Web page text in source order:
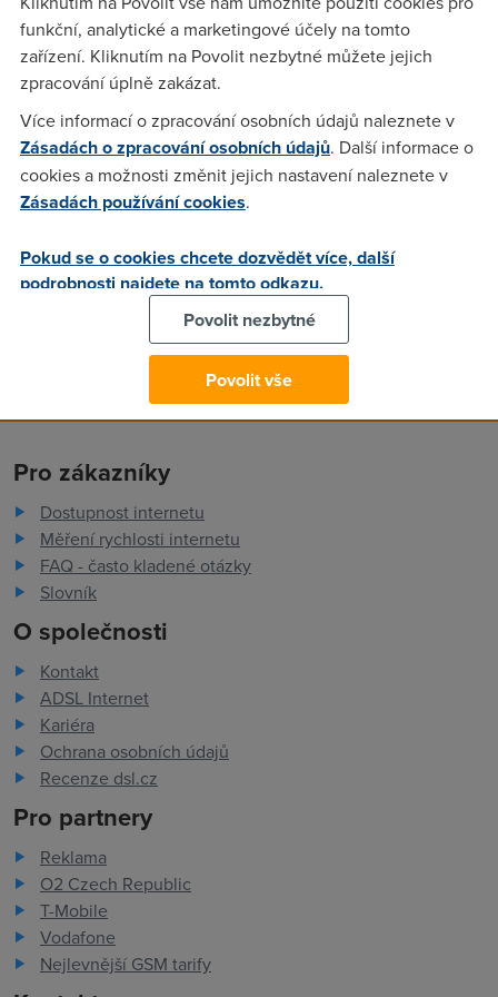
Anonym(5.6.2005 20:37:34)
Expres Profi plne nahrazuje sluzby Broadband profi ktery
snad uz ani telecom nebude nabizet
Anonym(5.6.2005 20:44:05)
Sice ji uz na strankach nahradili ale oni te sami
NEPREVEDOU... musis si zazadat jinak pojedes porad na
puvodni smlouve.
Pro zákazníky
Dostupnost internetu
Měření rychlosti internetu
FAQ - často kladené otázky
Slovník
O společnosti
Kontakt
ADSL Internet
Kariéra
Ochrana osobních údajů
Recenze dsl.cz
Pro partnery
Reklama
O2 Czech Republic
T-Mobile
Vodafone
Nejlevnější GSM tarify
funkční, analytické a marketingové účely na tomto
zařízení. Kliknutím na Povolit nezbytné můžete jejich
zpracování úplně zakázat.
Více informací o zpracování osobních údajů naleznete v
Zásadách o zpracování osobních údajů. Další informace o
cookies a možnosti změnit jejich nastavení naleznete v
Zásadách používání cookies.
Pokud se o cookies chcete dozvědět více, další
podrobnosti najdete na tomto odkazu.
Povolit nezbytné
Povolit vše